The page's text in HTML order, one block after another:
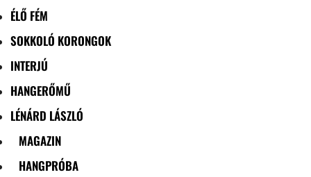
ÉLŐ FÉM
SOKKOLÓ KORONGOK
INTERJÚ
HANGERŐMŰ
LÉNÁRD LÁSZLÓ
MAGAZIN
HANGPRÓBA